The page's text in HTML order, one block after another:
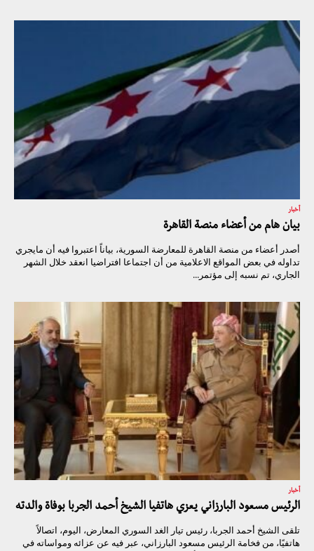
أخبار
بيان هام من أعضاء منصة القاهرة
أصدر أعضاء من منصة القاهرة للمعارضة السورية، بياناً اعتبروا فيه أن مايجري
تداوله في بعض المواقع الاعلامية من أن اجتماعا افتراضيا انعقد خلال الشهر
الجاري، تم نسبه إلى مؤتمر...
أخبار
الرئيس مسعود البارزاني يعزي هاتفيا الشيخ أحمد الجربا بوفاة والدته
تلقى الشيخ أحمد الجربا، رئيس تيار الغد السوري المعارض، اليوم، اتصالاً
هاتفيًا، من فخامة الرئيس مسعود البارزاني، عبر فيه عن عزائه ومواساته في